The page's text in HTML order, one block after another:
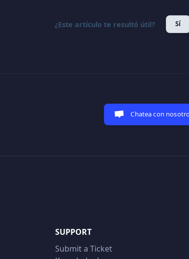
¿Este artículo te resultó útil? Sí
Chatea con
SUPPORT
Submit a Ticket